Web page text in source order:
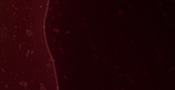
e Tomadas de Posição